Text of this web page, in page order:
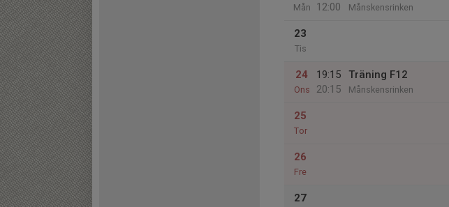
Mån
12:00
Månskensrinken
23
Tis
24
Ons
19:15
20:15
Träning F12
Månskensrinken
25
Tor
26
Fre
27